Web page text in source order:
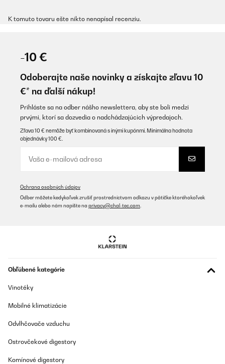
K tomuto tovaru ešte nikto nenapísal recenziu.
-10 €
Odoberajte naše novinky a získajte zľavu 10
€* na ďalší nákup!
Prihláste sa na odber nášho newslettera, aby ste boli medzi
prvými, ktorí sa dozvedia o nadchádzajúcich výpredajoch.
Zľava 10 € nemôže byť kombinovaná s inými kupónmi. Minimálna hodnota
objednávky 100 €.
Ochrana osobných údajov
Odber môžete kedykoľvek zrušiť prostredníctvom odkazu v pätičke ktoréhokoľvek
e-mailu alebo nám napíšte na privacy@chal-tec.com
Obľúbené kategórie
Vinotéky
Mobilné klimatizácie
Odvlhčovače vzduchu
Ostrovčekové digestory
Komínové digestory